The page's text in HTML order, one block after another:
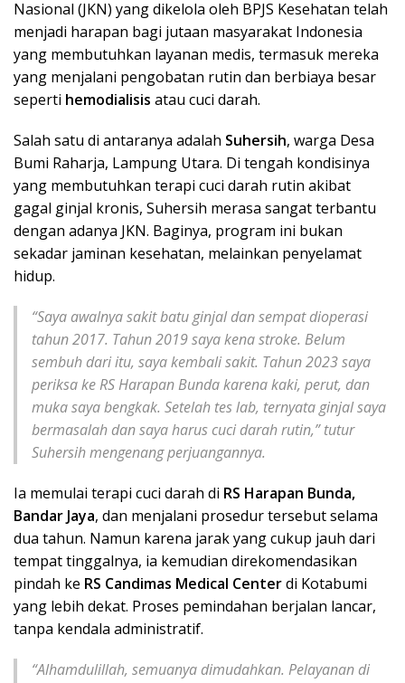
Nasional (JKN) yang dikelola oleh BPJS Kesehatan telah
menjadi harapan bagi jutaan masyarakat Indonesia
yang membutuhkan layanan medis, termasuk mereka
yang menjalani pengobatan rutin dan berbiaya besar
seperti hemodialisis atau cuci darah.
Salah satu di antaranya adalah Suhersih, warga Desa
Bumi Raharja, Lampung Utara. Di tengah kondisinya
yang membutuhkan terapi cuci darah rutin akibat
gagal ginjal kronis, Suhersih merasa sangat terbantu
dengan adanya JKN. Baginya, program ini bukan
sekadar jaminan kesehatan, melainkan penyelamat
hidup.
“Saya awalnya sakit batu ginjal dan sempat dioperasi
tahun 2017. Tahun 2019 saya kena stroke. Belum
sembuh dari itu, saya kembali sakit. Tahun 2023 saya
periksa ke RS Harapan Bunda karena kaki, perut, dan
muka saya bengkak. Setelah tes lab, ternyata ginjal saya
bermasalah dan saya harus cuci darah rutin,” tutur
Suhersih mengenang perjuangannya.
Ia memulai terapi cuci darah di RS Harapan Bunda,
Bandar Jaya, dan menjalani prosedur tersebut selama
dua tahun. Namun karena jarak yang cukup jauh dari
tempat tinggalnya, ia kemudian direkomendasikan
pindah ke RS Candimas Medical Centerdi Kotabumi
yang lebih dekat. Proses pemindahan berjalan lancar,
tanpa kendala administratif.
“Alhamdulillah, semuanya dimudahkan. Pelayanan di